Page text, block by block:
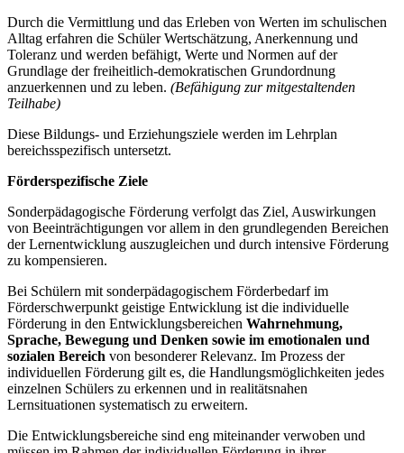
Durch die Vermittlung und das Erleben von Werten im schulischen
Alltag erfahren die Schüler Wertschätzung, Anerkennung und
Toleranz und werden befähigt, Werte und Normen auf der
Grundlage der freiheitlich-demokratischen Grundordnung
anzuerkennen und zu leben. (Befähigung zur mitgestaltenden
Teilhabe)
Diese Bildungs- und Erziehungsziele werden im Lehrplan
bereichsspezifisch untersetzt.
Förderspezifische Ziele
Sonderpädagogische Förderung verfolgt das Ziel, Auswirkungen
von Beeinträchtigungen vor allem in den grundlegenden Bereichen
der Lernentwicklung auszugleichen und durch intensive Förderung
zu kompensieren.
Bei Schülern mit sonderpädagogischem Förderbedarf im
Förderschwerpunkt geistige Entwicklung ist die individuelle
Förderung in den Entwicklungsbereichen Wahrnehmung,
Sprache, Bewegung und Denken sowie im emotionalen und
sozialen Bereich von besonderer Relevanz. Im Prozess der
individuellen Förderung gilt es, die Handlungsmöglichkeiten jedes
einzelnen Schülers zu erkennen und in realitätsnahen
Lernsituationen systematisch zu erweitern.
Die Entwicklungsbereiche sind eng miteinander verwoben und